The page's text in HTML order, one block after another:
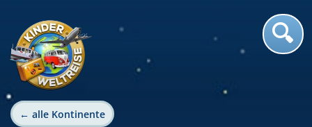
← alle Kontinente